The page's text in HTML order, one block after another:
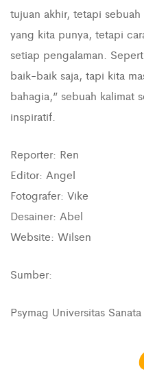
tujuan akhir, tetapi
yang kita punya, tetapi
setiap pengalaman.
baik-baik saja, tapi kita
bahagia,” sebuah kalimat
inspiratif.
Reporter: Ren
Editor: Angel
Fotografer: Vike
Desainer: Abel
Website: Wilsen
Sumber:
Psymag Universitas